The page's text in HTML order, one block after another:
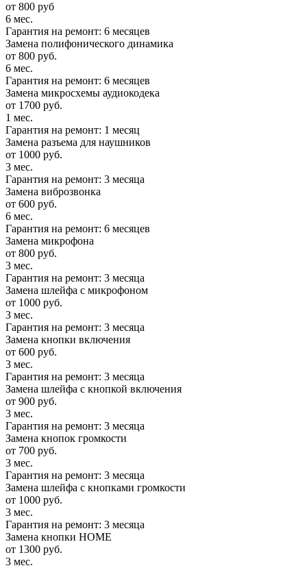
от 800 руб
6 мес.
Гарантия на ремонт: 6 месяцев
Замена полифонического динамика
от 800 руб.
6 мес.
Гарантия на ремонт: 6 месяцев
Замена микросхемы аудиокодека
от 1700 руб.
1 мес.
Гарантия на ремонт: 1 месяц
Замена разъема для наушников
от 1000 руб.
3 мес.
Гарантия на ремонт: 3 месяца
Замена виброзвонка
от 600 руб.
6 мес.
Гарантия на ремонт: 6 месяцев
Замена микрофона
от 800 руб.
3 мес.
Гарантия на ремонт: 3 месяца
Замена шлейфа с микрофоном
от 1000 руб.
3 мес.
Гарантия на ремонт: 3 месяца
Замена кнопки включения
от 600 руб.
3 мес.
Гарантия на ремонт: 3 месяца
Замена шлейфа с кнопкой включения
от 900 руб.
3 мес.
Гарантия на ремонт: 3 месяца
Замена кнопок громкости
от 700 руб.
3 мес.
Гарантия на ремонт: 3 месяца
Замена шлейфа с кнопками громкости
от 1000 руб.
3 мес.
Гарантия на ремонт: 3 месяца
Замена кнопки HOME
от 1300 руб.
3 мес.